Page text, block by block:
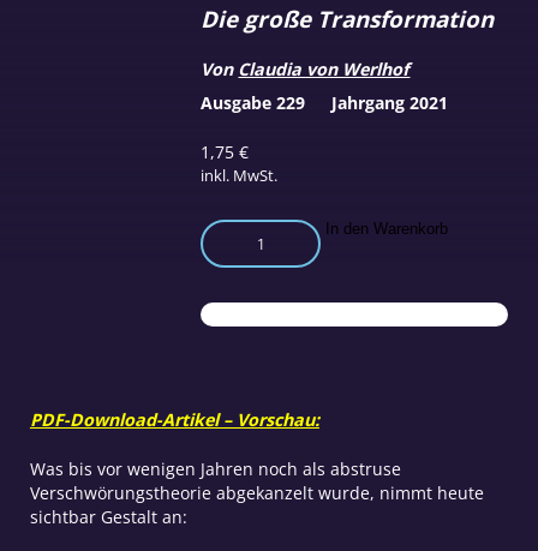
1,75€
inkl. MwSt.
Die große Transformation
Von Claudia von Werlhof
Zwangsgeimpft
und
Mensch
mehr?
In den Warenkorb
Ausgabe 229 Jahrgang 2021
PDF-Download-Artikel – Vorschau:
Was bis vor wenigen Jahren noch als abstruse
Verschwörungstheorie abgekanzelt wurde, nimmt heute
sichtbar Gestalt an: